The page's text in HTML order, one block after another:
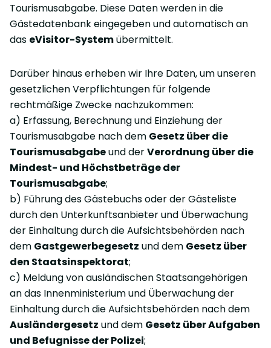
Tourismusabgabe. Diese Daten werden in die
Gästedatenbank eingegeben und automatisch an
das eVisitor-Systemübermittelt.
Darüber hinaus erheben wir Ihre Daten, um unseren
gesetzlichen Verpflichtungen für folgende
rechtmäßige Zwecke nachzukommen:
a) Erfassung, Berechnung und Einziehung der
Tourismusabgabe nach dem Gesetz über die
Tourismusabgabeund derVerordnung über die
Mindest- und Höchstbeträge der
Tourismusabgabe;
b) Führung des Gästebuchs oder der Gästeliste
durch den Unterkunftsanbieter und Überwachung
der Einhaltung durch die Aufsichtsbehörden nach
dem Gastgewerbegesetz und dem Gesetz über
den Staatsinspektorat;
c) Meldung von ausländischen Staatsangehörigen
an das Innenministerium und Überwachung der
Einhaltung durch die Aufsichtsbehörden nach dem
Ausländergesetz und dem Gesetz über Aufgaben
und Befugnisse der Polizei;